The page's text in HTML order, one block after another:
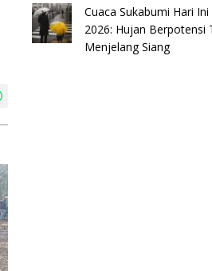
Cuaca Sukabumi Hari
2026: Hujan Berpotensi
Menjelang Siang